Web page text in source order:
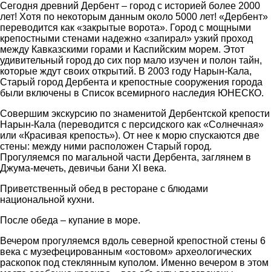
Сегодня древний Дербент – город с историей более 2000
лет! Хотя по некоторым данным около 5000 лет! «Дербент»
переводится как «закрытые ворота». Город с мощными
крепостными стенами надежно «запирал» узкий проход
между Кавказскими горами и Каспийским морем. Этот
удивительный город до сих пор мало изучен и полон тайн,
которые ждут своих открытий. В 2003 году Нарын-Кала,
Старый город Дербента и крепостные сооружения города
были включены в Список всемирного наследия ЮНЕСКО.
Совершим экскурсию по знаменитой Дербентской крепости
Нарын-Кала (переводится с персидского как «Солнечная»
или «Красивая крепость»). От нее к морю спускаются две
стены: между ними расположен Старый город.
Прогуляемся по магальной части Дербента, заглянем в
Джума-мечеть, девичьи бани XI века.
Приветственный обед в ресторане с блюдами
национальной кухни.
После обеда – купание в море.
Вечером прогуляемся вдоль северной крепостной стены 6
века с музефецированным «остовом» археологических
раскопок под стеклянным куполом. Именно вечером в этом